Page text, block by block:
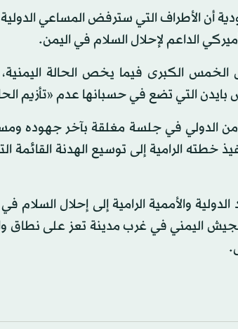
أن الأطراف التي سترفض المساعي الدولية
الخمس الكبرى فيما يخص الحالة
التي تضع في حسبانها عدم «تأزيم
الدولي في جلسة مغلقة بآخر جهوده
الرامية إلى توسيع الهدنة القائمة
والأممية الرامية إلى إحلال السلام
اليمني في غرب مدينة تعز على نطاق